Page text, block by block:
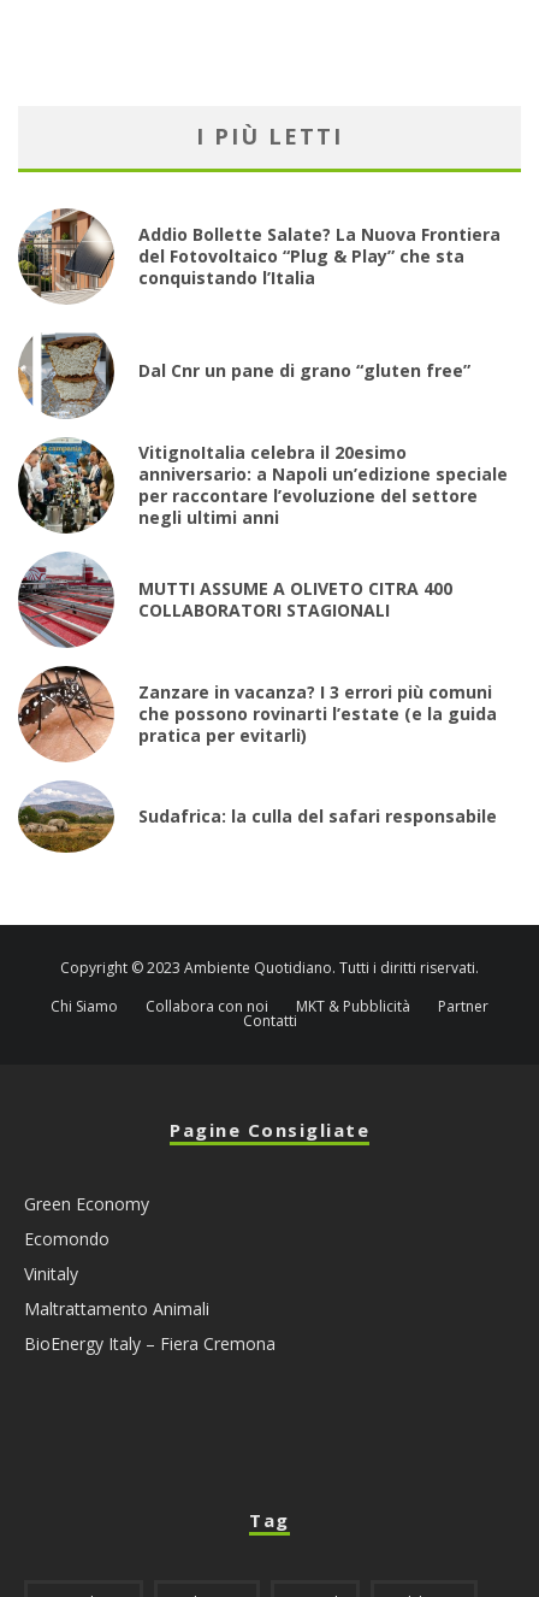
I PIÙ LETTI
Addio Bollette Salate? La Nuova Frontiera
del Fotovoltaico “Plug & Play” che sta
conquistando l’Italia
Dal Cnr un pane di grano “gluten free”
VitignoItalia celebra il 20esimo
anniversario: a Napoli un’edizione speciale
per raccontare l’evoluzione del settore
negli ultimi anni
MUTTI ASSUME A OLIVETO CITRA 400
COLLABORATORI STAGIONALI
Zanzare in vacanza? I 3 errori più comuni
che possono rovinarti l’estate (e la guida
pratica per evitarli)
Sudafrica: la culla del safari responsabile
Copyright © 2023 Ambiente Quotidiano. Tutti i diritti riservati.
Chi Siamo
Collabora con noi MKT & Pubblicità Partner
Contatti
Pagine Consigliate
Green Economy
Ecomondo
Vinitaly
Maltrattamento Animali
BioEnergy Italy – Fiera Cremona
Tag